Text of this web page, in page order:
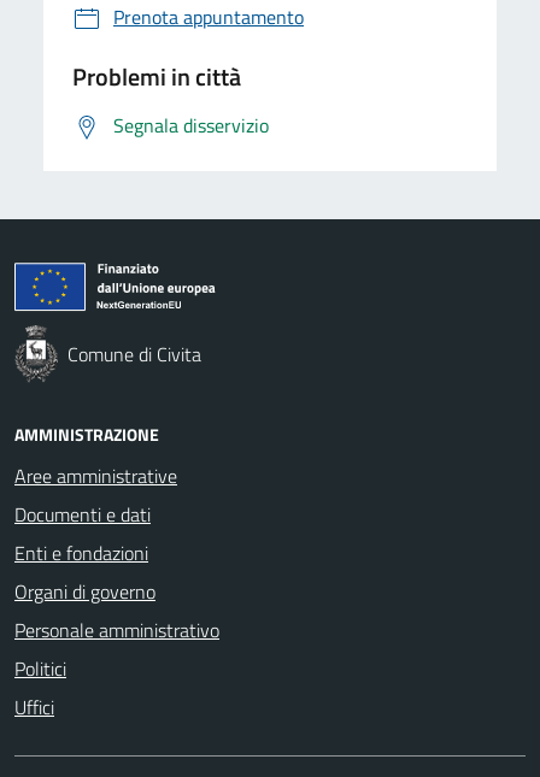
Prenota appuntamento
Problemi in città
Segnala disservizio
Comune di Civita
AMMINISTRAZIONE
Aree amministrative
Documenti e dati
Enti e fondazioni
Organi di governo
Personale amministrativo
Politici
Uffici